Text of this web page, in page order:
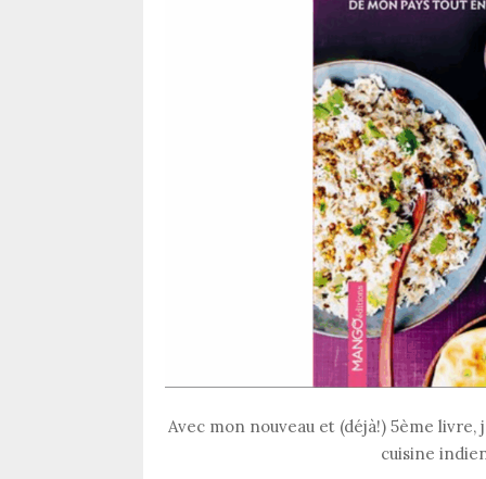
Avec mon nouveau et (déjà!) 5ème
cuisine